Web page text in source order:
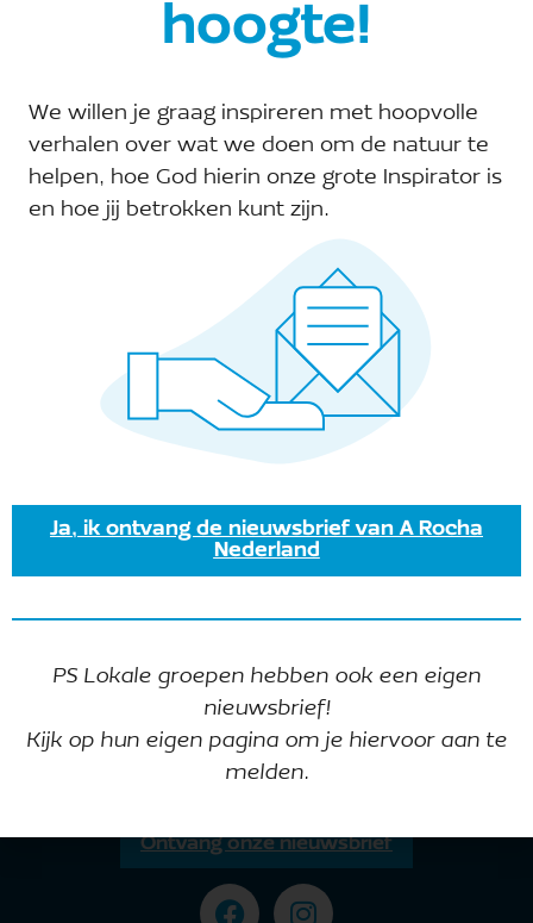
zeeland@arocha.org
Ontvang onze nieuwsbrief
hoogte!
We willen je graag inspireren met hoopvolle
verhalen over wat we doen om de natuur te
helpen, hoe God hierin onze grote Inspirator is
en hoe jij betrokken kunt zijn.
Ja, ik ontvang de nieuwsbrief van A Rocha
Nederland
PS Lokale groepen hebben ook een eigen
nieuwsbrief!
Kijk op hun eigen pagina om je hiervoor aan te
melden.